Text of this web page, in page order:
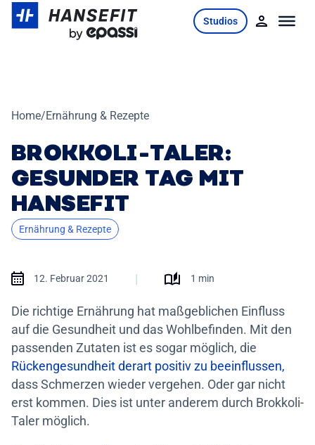
Studios
Home/Ernährung & Rezepte
BROKKOLI-TALER:
GESUNDER TAG MIT
HANSEFIT
Ernährung & Rezepte
12. Februar 2021 | 1 min
Die richtige Ernährung hat maßgeblichen Einfluss
auf die Gesundheit und das Wohlbefinden. Mit den
passenden Zutaten ist es sogar möglich, die
Rückengesundheit derart positiv zu beeinflussen,
dass Schmerzen wieder vergehen. Oder gar nicht
erst kommen. Dies ist unter anderem durch Brokkoli-
Taler möglich.